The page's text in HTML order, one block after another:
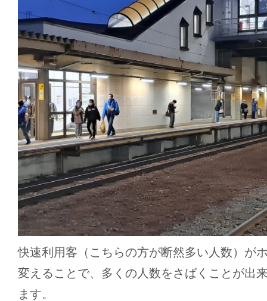
快速利用客（こちらの方が断然多い人数）が
変えることで、多くの人数をさばくことが出
ます。